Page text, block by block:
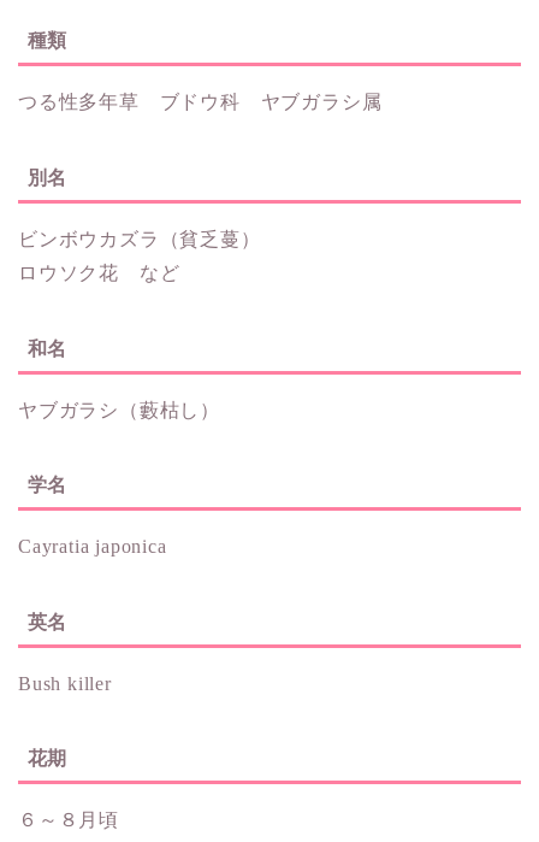
種類
つる性多年草 ブドウ科 ヤブガラシ属
別名
ビンボウカズラ（貧乏蔓）
ロウソク花 など
和名
ヤブガラシ（藪枯し）
学名
Cayratia japonica
英名
Bush killer
花期
６～８月頃